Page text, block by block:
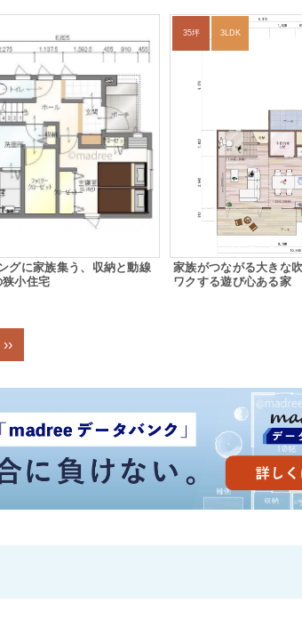
グに家族集う、収納と動線
小住宅
35坪 3LDK
家族がつながる大きな
ワクする遊び心ある家
››